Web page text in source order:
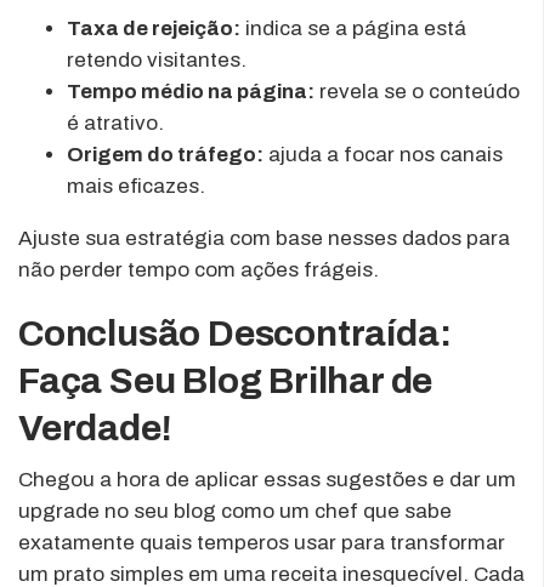
Taxa de rejeição: indica se a página está
retendo visitantes.
Tempo médio na página: revela se o conteúdo
é atrativo.
Origem do tráfego: ajuda a focar nos canais
mais eficazes.
Ajuste sua estratégia com base nesses dados para
não perder tempo com ações frágeis.
Conclusão Descontraída:
Faça Seu Blog Brilhar de
Verdade!
Chegou a hora de aplicar essas sugestões e dar um
upgrade no seu blog como um chef que sabe
exatamente quais temperos usar para transformar
um prato simples em uma receita inesquecível. Cada